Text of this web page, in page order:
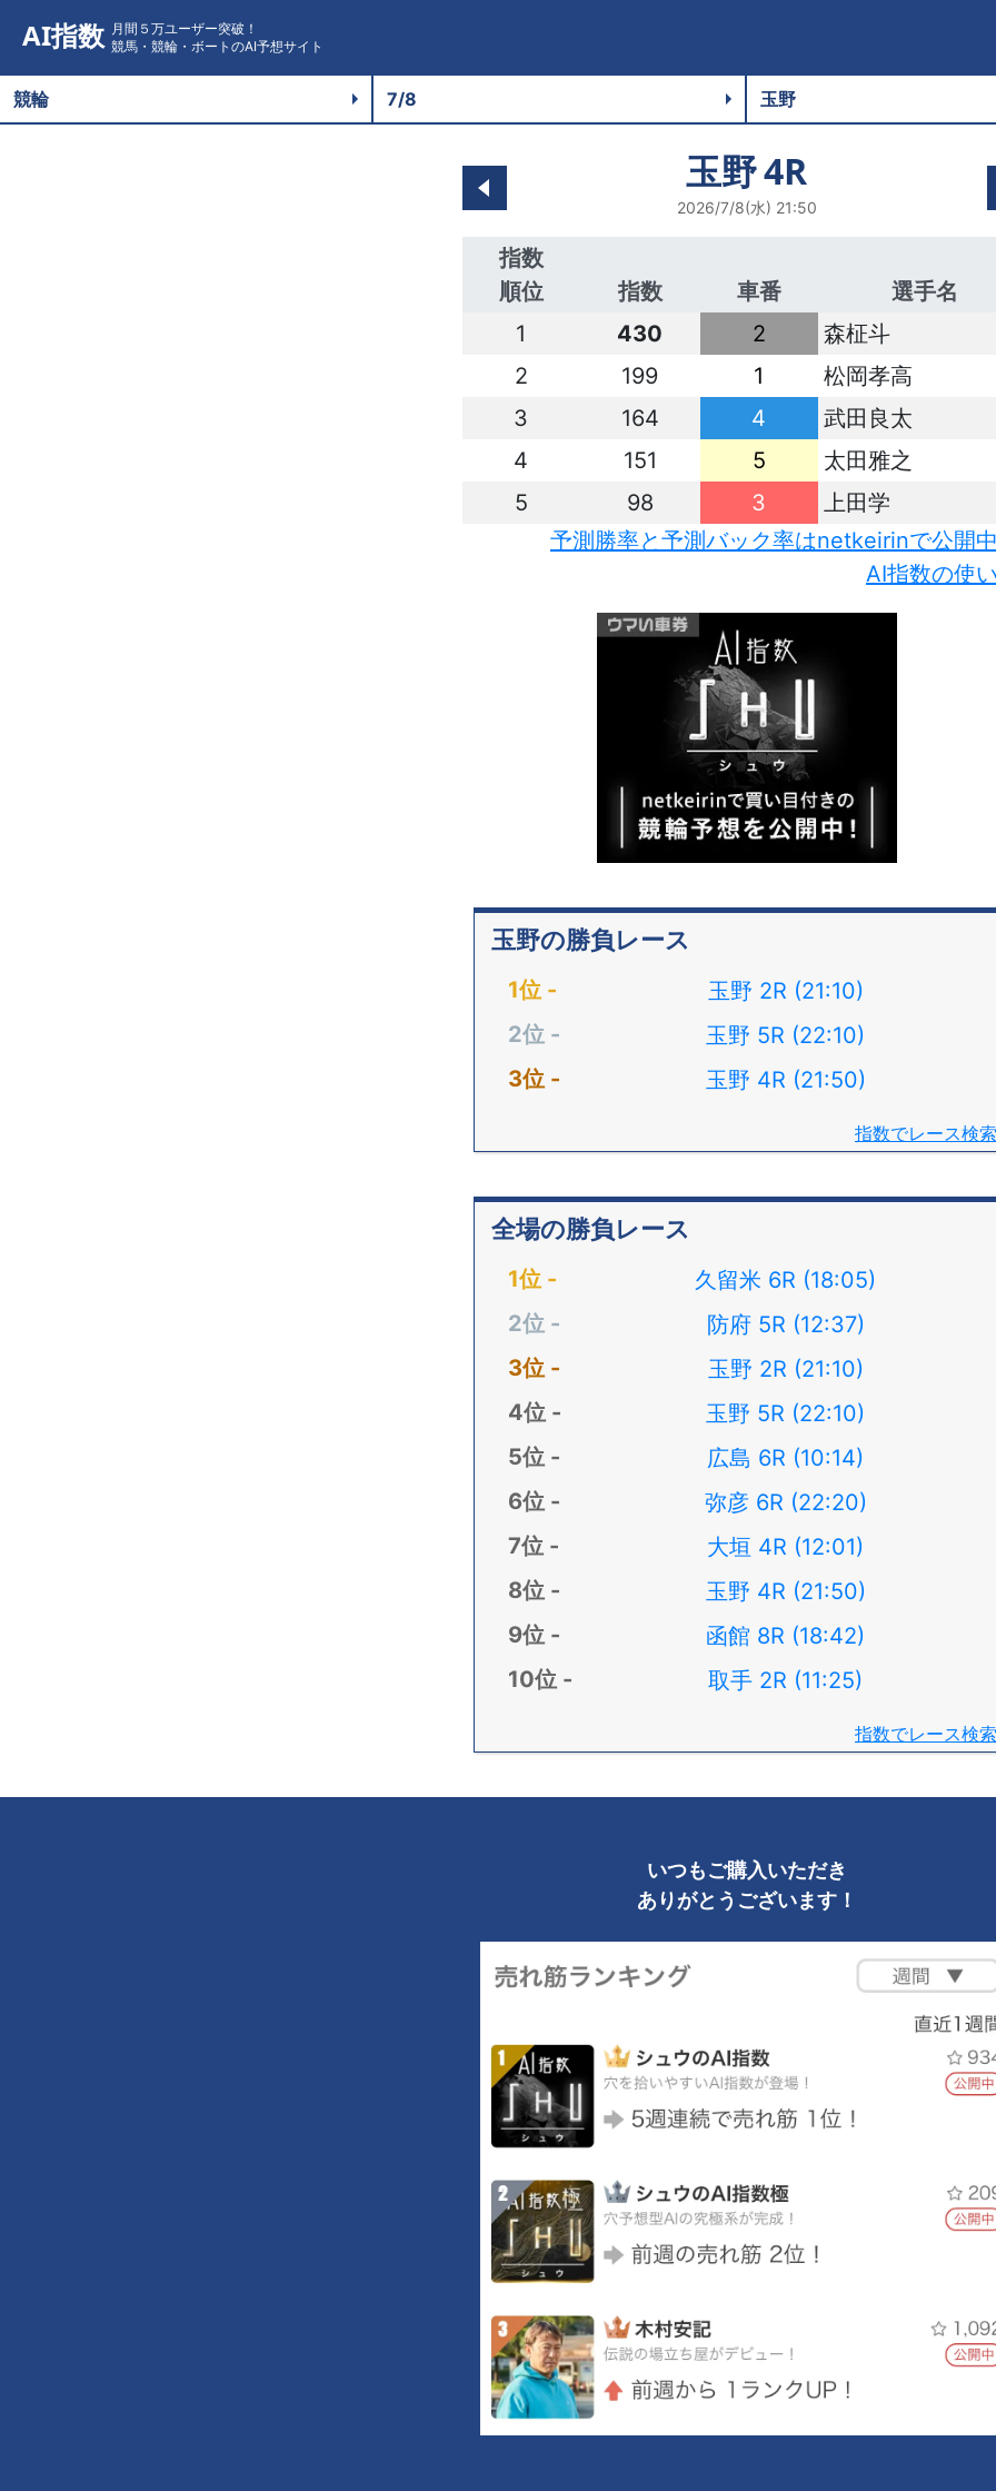
AI指数 月間５万ユーザー突破！
競馬・競輪・ボートのAI予想サイト
玉野4R
2026/7/8(水) 21:50
指数
順位
指数 車番
選手名
1
430 2
森柾斗
2
199 1
松岡孝高
3
164 4
武田良太
4
151 5
太田雅之
5
98 3
上田学
予測勝率と予測バック率はnetkeirinで公開
AI指数の使
玉野の勝負レース
玉野 2R (21:10)
玉野 5R (22:10)
玉野 4R (21:50)
指数でレース検索
全場の勝負レース
久留米 6R (18:05)
防府 5R (12:37)
玉野 2R (21:10)
玉野 5R (22:10)
広島 6R (10:14)
弥彦 6R (22:20)
大垣 4R (12:01)
玉野 4R (21:50)
函館 8R (18:42)
取手 2R (11:25)
指数でレース検索
いつもご購入いただき
ありがとうございます！